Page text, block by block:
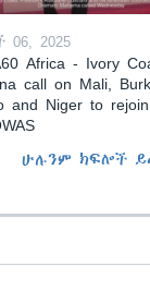
06, 2025
Africa - Ivory
call on Mali,
and Niger to rejoin
ሁሉንም ክፍሎች